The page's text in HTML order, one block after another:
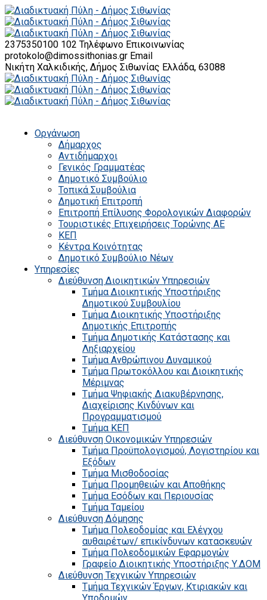
2375350100 102 Τηλέφωνο Επικοινωνίας
protokolo@dimossithonias.gr Email
Νικήτη Χαλκιδικής, Δήμος Σιθωνίας Ελλάδα, 63088
Οργάνωση
Δήμαρχος
Αντιδήμαρχοι
Γενικός Γραμματέας
Δημοτικό Συμβούλιο
Τοπικά Συμβούλια
Δημοτική Επιτροπή
Επιτροπή Επίλυσης Φορολογικών Διαφορών
Τουριστικές Επιχειρήσεις Τορώνης ΑΕ
ΚΕΠ
Κέντρα Κοινότητας
Δημοτικό Συμβούλιο Νέων
Υπηρεσίες
Διεύθυνση Διοικητικών Υπηρεσιών
Τμήμα Διοικητικής Υποστήριξης
Δημοτικού Συμβουλίου
Τμήμα Διοικητικής Υποστήριξης
Δημοτικής Επιτροπής
Τμήμα Δημοτικής Κατάστασης και
Ληξιαρχείου
Τμήμα Ανθρώπινου Δυναμικού
Τμήμα Πρωτοκόλλου και Διοικητικής
Μέριμνας
Τμήμα Ψηφιακής Διακυβέρνησης,
Διαχείρισης Κινδύνων και
Προγραμματισμού
Τμήμα ΚΕΠ
Διεύθυνση Οικονομικών Υπηρεσιών
Τμήμα Προϋπολογισμού, Λογιστηρίου και
Εξόδων
Τμήμα Μισθοδοσίας
Τμήμα Προμηθειών και Αποθήκης
Τμήμα Εσόδων και Περιουσίας
Τμήμα Ταμείου
Διεύθυνση Δόμησης
Τμήμα Πολεοδομίας και Ελέγχου
αυθαιρέτων/ επικίνδυνων κατασκευών
Τμήμα Πολεοδομικών Εφαρμογών
Γραφείο Διοικητικής Υποστήριξης Υ.ΔΟΜ
Διεύθυνση Τεχνικών Υπηρεσιών
Τμήμα Τεχνικών Έργων, Κτιριακών και